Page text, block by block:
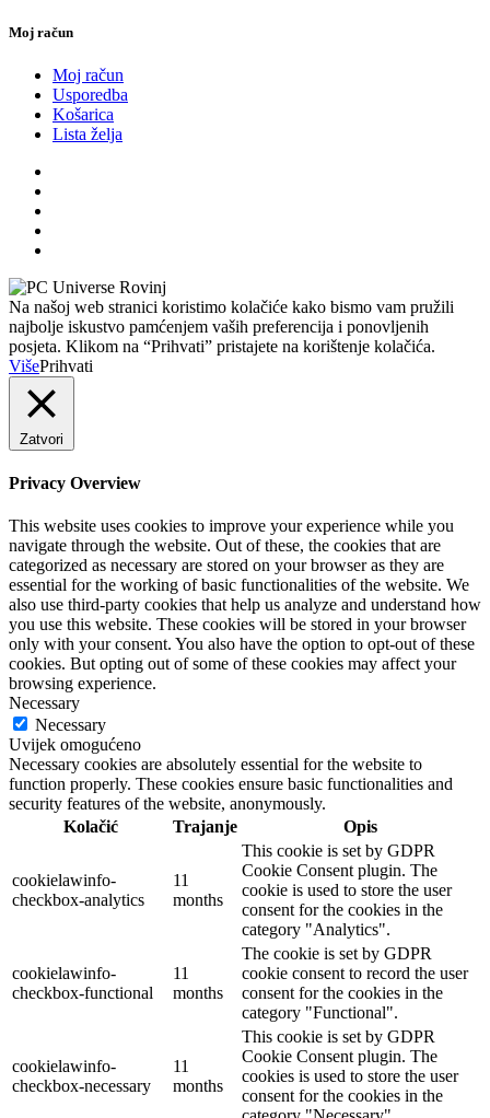
Moj račun
Moj račun
Usporedba
Košarica
Lista želja
Na našoj web stranici koristimo kolačiće kako bismo vam pružili
najbolje iskustvo pamćenjem vaših preferencija i ponovljenih
posjeta. Klikom na “Prihvati” pristajete na korištenje kolačića.
VišePrihvati
Zatvori
Privacy Overview
This website uses cookies to improve your experience while you
navigate through the website. Out of these, the cookies that are
categorized as necessary are stored on your browser as they are
essential for the working of basic functionalities of the website. We
also use third-party cookies that help us analyze and understand how
you use this website. These cookies will be stored in your browser
only with your consent. You also have the option to opt-out of these
cookies. But opting out of some of these cookies may affect your
browsing experience.
Necessary
Necessary
Uvijek omogućeno
Necessary cookies are absolutely essential for the website to
function properly. These cookies ensure basic functionalities and
security features of the website, anonymously.
Kolačić
Trajanje Opis
cookielawinfo-
checkbox-analytics
11
months
This cookie is set by GDPR
Cookie Consent plugin. The
cookie is used to store the user
consent for the cookies in the
category "Analytics".
cookielawinfo-
checkbox-functional
11
months
The cookie is set by GDPR
cookie consent to record the user
consent for the cookies in the
category "Functional".
cookielawinfo-
checkbox-necessary
11
months
This cookie is set by GDPR
Cookie Consent plugin. The
cookies is used to store the user
consent for the cookies in the